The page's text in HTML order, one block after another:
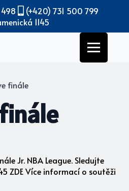
(+420) 731 500 799
1145
finále
Jr. NBA League. Sledujte
ZDE Více informací o soutěži